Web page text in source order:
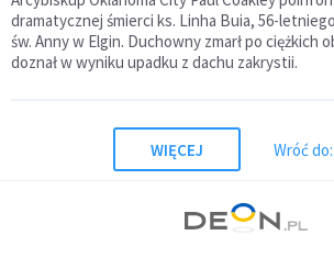
dramatycznej śmierci ks. Linha Buia, 56-
św. Anny w Elgin. Duchowny zmarł po ciężkich
doznał w wyniku upadku z dachu zakrystii.
WIĘCEJ Wróć